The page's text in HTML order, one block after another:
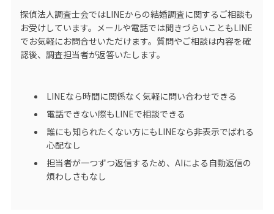
探偵法人調査士会ではLINEからの結婚調査に関するご相談も
お受けしています。メールや電話では聞きづらいこともLINE
でお気軽にお問合せいただけます。質問やご相談は内容を確
認後、調査担当者が返答いたします。
LINEなら時間に関係なく気軽に問い合わせできる
電話できない際もLINEで相談できる
誰にも知られたくない方にもLINEなら非表示でばれる
心配なし
担当者が一つずつ返信するため、AIによる自動返信の
煩わしさもなし